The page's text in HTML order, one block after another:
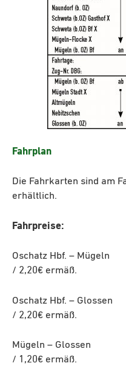
Fahrplan
Die Fahrkarten sind am
erhältlich.
Fahrpreise:
Oschatz Hbf. –
/ 2,20€ ermäß.
Oschatz Hbf. –
/ 2,20€ ermäß.
Mügeln –
/ 1,20€ ermäß.